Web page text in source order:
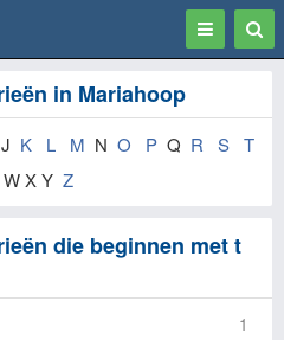
Toggle
in Mariahoop
J K L M N O P Q R S T
W X Y Z
die beginnen met t
1